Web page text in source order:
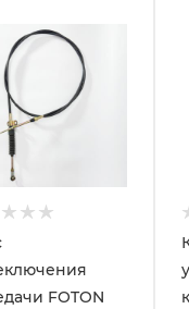
FOTON